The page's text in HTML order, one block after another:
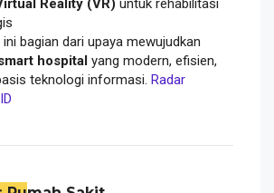
bagian dari upaya mewujudkan
hospital yang modern, efisien,
teknologi informasi. Radar